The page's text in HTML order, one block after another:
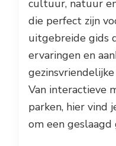
cultuur, natuur
die perfect zijn
uitgebreide gids
ervaringen en
Van interactieve
parken, hier vind
om een